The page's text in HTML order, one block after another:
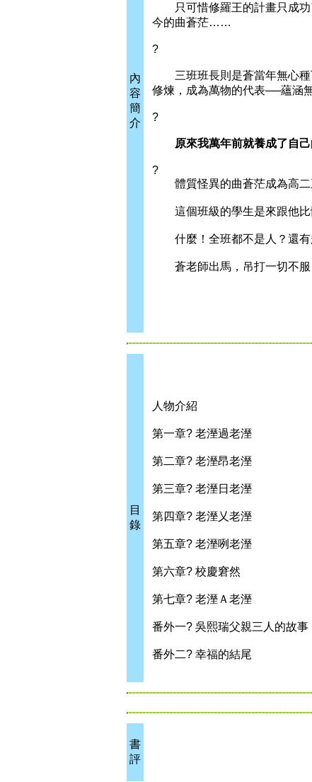
內
容
簡
介
只可惜修羅王的計畫只成功
今的曲蒼茫……
?
三班班長則是蒼當年無心種
修煉，成為萬物的代表──蘊涵
?
原來我萬年前就養成了自己
?
體質怪異的曲蒼茫成為高二
這個班級的學生是來跟他比
什麼！全班都不是人？還有
蒼老師出馬，吊打一切不服
目
錄
人物介紹
第一章? 老溼過老溼
第二章? 老溼昂老溼
第三章? 老溼日老溼
第四章? 老溼乂老溼
第五章? 老溼咧老溼
第六章? 校慶窘然
第七章? 老溼Ａ老溼
番外一? 吳熙瑞父親三人的故事
番外二? 幸福的結尾
書
評